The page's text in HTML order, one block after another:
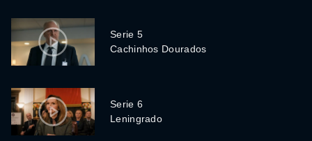
Serie 5
Cachinhos Dourados
Serie 6
Leningrado